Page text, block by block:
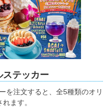
ステッカー
を注文すると、全5種類のオリ
ます。